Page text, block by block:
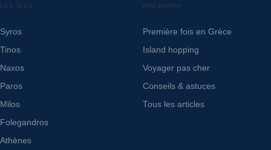
LES ÎLES
Syros
Tinos
Naxos
Paros
Milos
Folegandros
Athènes
PRÉPARER
Première fois en Grèce
Island hopping
Voyager pas cher
Conseils & astuces
Tous les articles